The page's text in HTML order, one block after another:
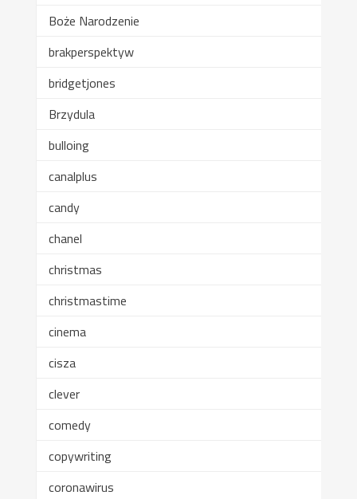
Boże Narodzenie
brakperspektyw
bridgetjones
Brzydula
bulloing
canalplus
candy
chanel
christmas
christmastime
cinema
cisza
clever
comedy
copywriting
coronawirus